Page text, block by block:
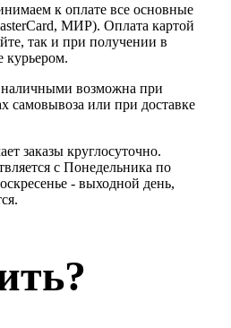
к оплате все основные
МИР). Оплата картой
так и при получении в
курьером.
наличными возможна при
самовывоза или при доставке
заказы круглосуточно.
с Понедельника по
- выходной день,